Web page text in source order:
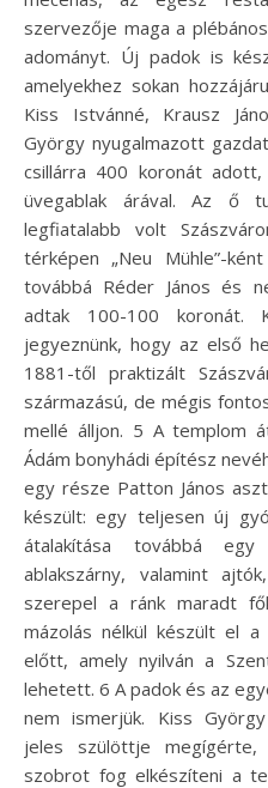
szervezője maga a
adományt. Új padok is
amelyekhez sokan
Kiss Istvánné, Krausz
György nyugalmazott
csillárra 400 koronát
üvegablak árával. Az ő
legfiatalabb volt
térképen „Neu Mühle”-
továbbá Réder János és
adtak 100-100 koronát.
jegyeznünk, hogy az első
1881-től praktizált
származású, de mégis
mellé álljon. 5 A templom
Ádám bonyhádi építész
egy része Patton János
készült: egy teljesen új
átalakítása továbbá
ablakszárny, valamint
szerepel a ránk maradt
mázolás nélkül készült el
előtt, amely nyilván a
lehetett. 6 A padok és az
nem ismerjük. Kiss
jeles szülöttje
szobrot fog elkészíteni a